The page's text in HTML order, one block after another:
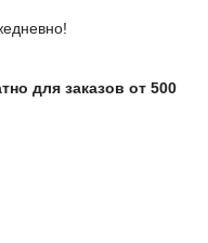
для заказов от 500